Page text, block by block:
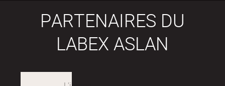
PARTENAIRES DU
LABEX ASLAN